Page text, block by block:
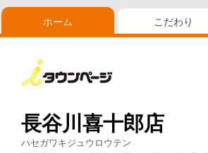
ホーム こだわり
長谷川喜十郎店
ハセガワキジュウロウテン